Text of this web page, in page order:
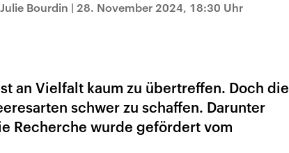
Bourdin | 28. November 2024, 18:30 Uhr
an Vielfalt kaum zu übertreffen. Doch die
schwer zu schaffen. Darunter
Recherche wurde gefördert vom